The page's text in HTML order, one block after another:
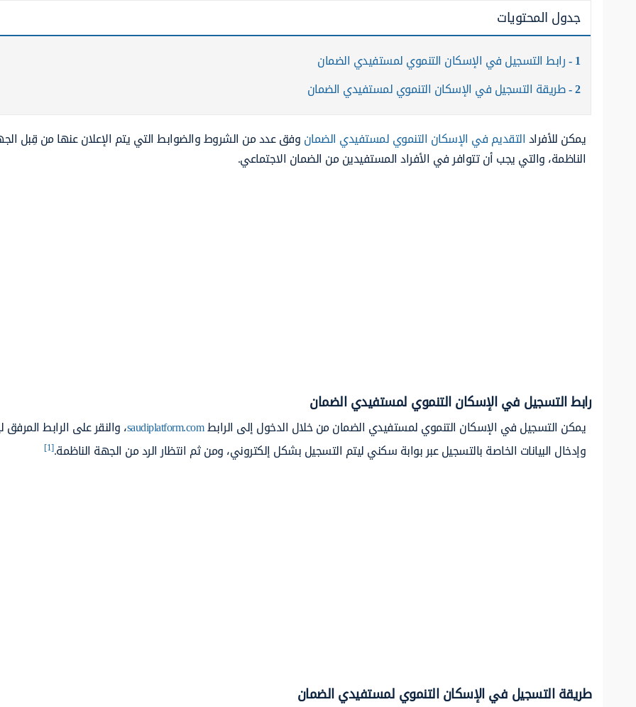
جدول المحتويات
1 رابط التسجيل في الإسكان التنموي لمستفيدي الضمان
2 طريقة التسجيل في الإسكان التنموي لمستفيدي الضمان
يمكن للأفرادالتقديم في الإسكان التنموي لمستفيدي الضمانوفق عدد من الشروط والضوابط التي يتم الإعلان عنها من قِبل
الناظمة، والتي يجب أن تتوافر في الأفراد المستفيدين من الضمان الاجتماعي.
رابط التسجيل في الإسكان التنموي لمستفيدي الضمان
يمكن التسجيل في الإسكان التنموي لمستفيدي الضمان من خلال الدخول إلى الرابطsaudiplatform.com، والنقر على الرابط المرفق
وإدخال البيانات الخاصة بالتسجيل عبر بوابة سكني ليتم التسجيل بشكل إلكتروني، ومن ثم انتظار الرد من الجهة الناظمة.[1]
طريقة التسجيل في الإسكان التنموي لمستفيدي الضمان